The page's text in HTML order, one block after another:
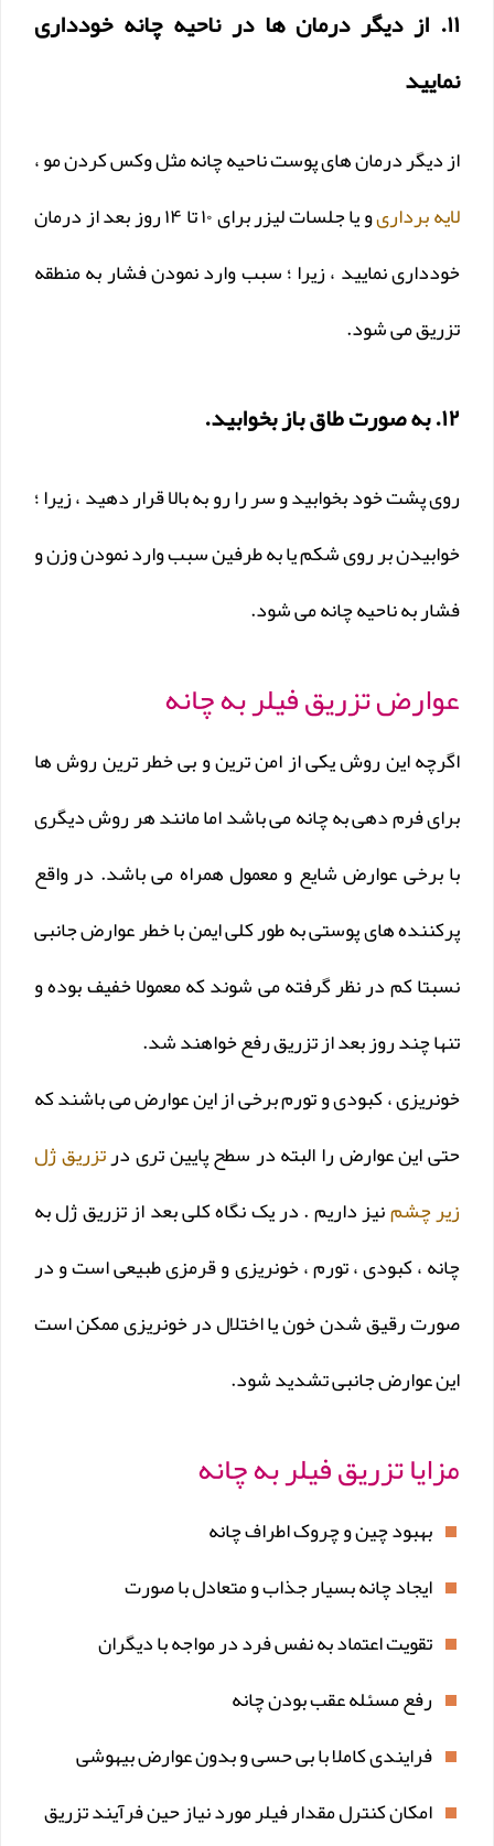
۱۱. از دیگر درمان ها در ناحیه چانه خودداری
نمایید
از دیگر درمان های پوست ناحیه چانه مثل وکس کردن مو ،
لایه برداری
و یا جلسات لیزر برای ۱۰ تا ۱۴ روز بعد از درمان
خودداری نمایید ، زیرا ؛ سبب وارد نمودن فشار به منطقه
تزریق می شود.
۱۲. به صورت طاق باز بخوابید.
روی پشت خود بخوابید و سر را رو به بالا قرار دهید ، زیرا ؛
خوابیدن بر روی شکم یا به طرفین سبب وارد نمودن وزن و
فشار به ناحیه چانه می شود.
عوارض تزریق فیلر به چانه
اگرچه این روش یکی از امن ترین و بی خطر ترین روش ها
برای فرم دهی به چانه می باشد اما مانند هر روش دیگری
با برخی عوارض شایع و معمول همراه می باشد. در واقع
پرکننده های پوستی به طور کلی ایمن با خطر عوارض جانبی
نسبتا کم در نظر گرفته می شوند که معمولا خفیف بوده و
تنها چند روز بعد از تزریق رفع خواهند شد.
خونریزی ، کبودی و تورم برخی از این عوارض می باشند که
حتی این عوارض را البته در سطح پایین تری درتزریق ژل
زیر چشمنیز داریم . در یک نگاه کلی بعد از تزریق ژل به
چانه ، کبودی ، تورم ، خونریزی و قرمزی طبیعی است و در
صورت رقیق شدن خون یا اختلال در خونریزی ممکن است
این عوارض جانبی تشدید شود.
مزایا تزریق فیلر به چانه
بهبود چین و چروک اطراف چانه
ایجاد چانه بسیار جذاب و متعادل با صورت
تقویت اعتماد به نفس فرد در مواجه با دیگران
رفع مسئله عقب بودن چانه
فرایندی کاملا با بی حسی و بدون عوارض بیهوشی
امکان کنترل مقدار فیلر مورد نیاز حین فرآیند تزریق